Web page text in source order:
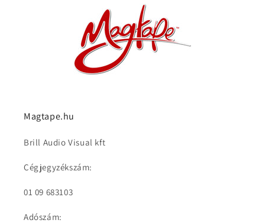
Magtape.hu
Brill Audio Visual kft
Cégjegyzékszám:
01 09 683103
Adószám: